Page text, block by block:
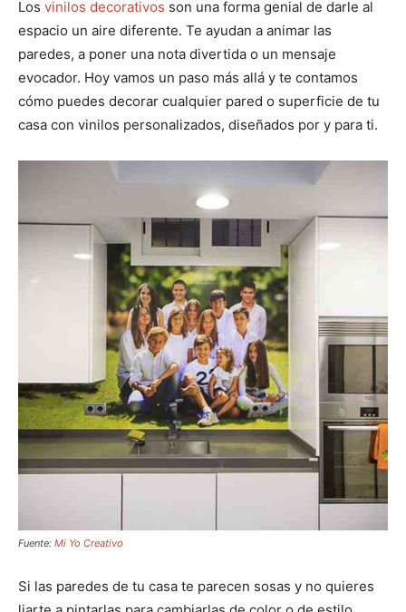
p
r
i
r
e
n
w
t
t
e
r
)
p
r
i
r
e
n
e
o
o
k
p
r
i
r
e
n
t
r
e
s
t
p
r
i
r
e
n
i p
r
e
n
t
Los vinilos decorativos son una forma genial de darle al
espacio un aire diferente. Te ayudan a animar las
paredes, a poner una nota divertida o un mensaje
evocador. Hoy vamos un paso más allá y te contamos
cómo puedes decorar cualquier pared o superficie de tu
casa con vinilos personalizados, diseñados por y para ti.
Fuente: Mi Yo Creativo
Si las paredes de tu casa te parecen sosas y no quieres